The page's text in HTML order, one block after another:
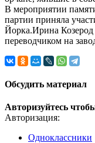
В мероприятии
партии приняла
Йорка.Ирина Козерод
переводчиком на
Обсудить материал
Авторизуйтесь
Авторизация:
Одноклассники